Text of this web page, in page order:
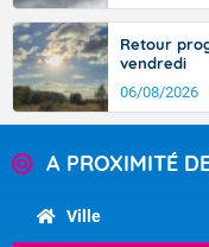
Retour
vendredi
06/08/2026
A PROXIMITÉ
Ville